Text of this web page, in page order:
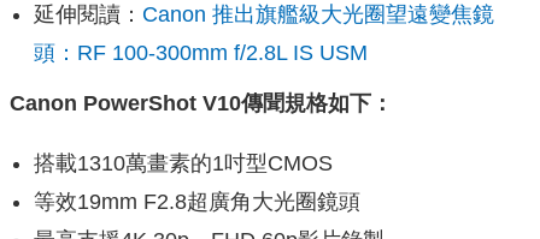
延伸閱讀： Canon 推出旗艦級大光圈望遠變焦鏡
頭：RF 100-300mm f/2.8L IS USM
Canon PowerShot V10傳聞規格如下：
搭載1310萬畫素的1吋型CMOS
等效19mm F2.8超廣角大光圈鏡頭